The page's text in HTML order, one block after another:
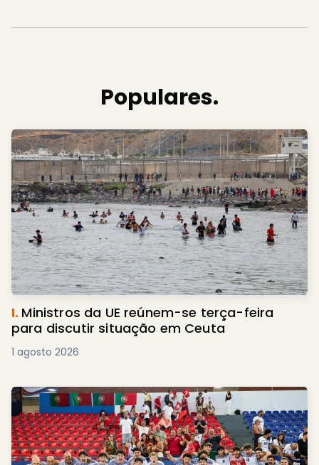
Populares.
I. Ministros da UE reúnem-se terça-feira
para discutir situação em Ceuta
1 agosto 2026